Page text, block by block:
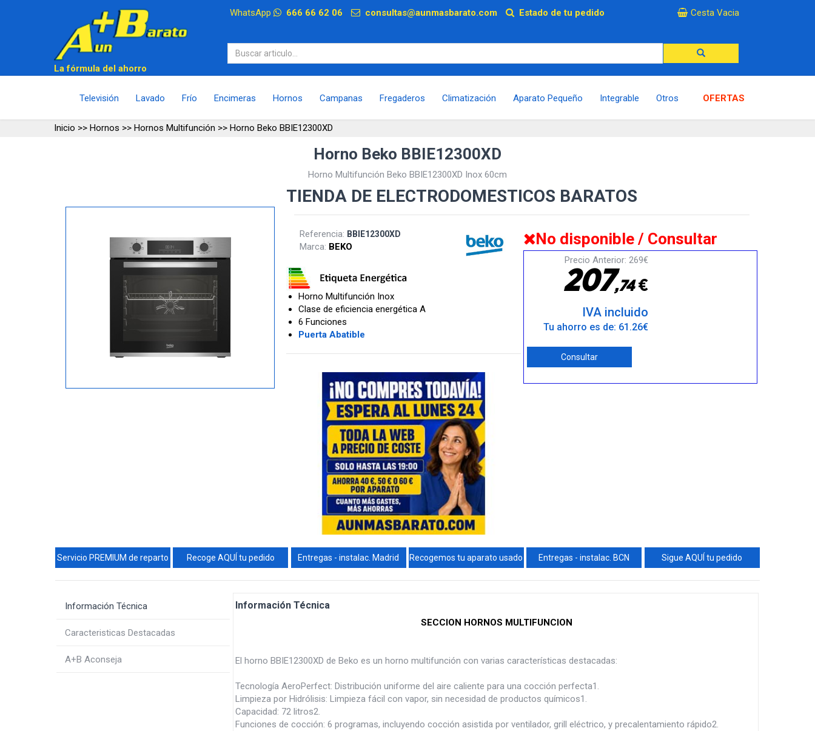
WhatsApp 666 66 62 06 consultas@aunmasbarato.com Estado de tu pedido Cesta Vacia
La fórmula del ahorro
Televisión Lavado Frío Encimeras Hornos Campanas Fregaderos Climatización Aparato Pequeño Integrable Otros OFERTAS
Inicio >> Hornos >> Hornos Multifunción >> Horno Beko BBIE12300XD
Horno Beko BBIE12300XD
Horno Multifunción Beko BBIE12300XD Inox 60cm
TIENDA DE ELECTRODOMESTICOS BARATOS
Referencia: BBIE12300XD
Marca: BEKO
Horno Multifunción Inox
Clase de eficiencia energética A
6 Funciones
Puerta Abatible
No disponible / Consultar
Precio Anterior: 269€
207,74€
IVA incluido
Tu ahorro es de: 61.26€
Consultar
Servicio PREMIUM de reparto Recoge AQUÍ tu pedido Entregas - instalac. Madrid Recogemos tu aparato usado Entregas - instalac. BCN Sigue AQUÍ tu pedido
Información Técnica
Caracteristicas Destacadas
A+B Aconseja
Información Técnica
SECCION HORNOS MULTIFUNCION
El horno BBIE12300XD de Beko es un horno multifunción con varias características destacadas:
Tecnología AeroPerfect: Distribución uniforme del aire caliente para una cocción perfecta1.
Limpieza por Hidrólisis: Limpieza fácil con vapor, sin necesidad de productos químicos1.
Capacidad: 72 litros2.
Funciones de cocción: 6 programas, incluyendo cocción asistida por ventilador, grill eléctrico, y precalentamiento rápido2.